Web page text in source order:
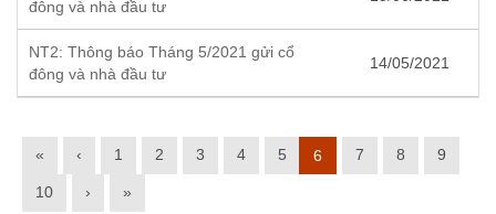
đông và nhà đầu tư
NT2: Thông báo Tháng 5/2021 gửi cổ
đông và nhà đầu tư
14/05/2021
« ‹ 1 2 3 4 5 6 7 8 9
10 › »